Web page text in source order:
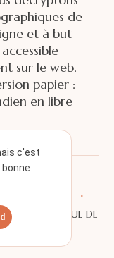
de
et à but
sur le web.
papier :
en libre
NOS PARUTIONS ·
POLITIQUE DE
c'est